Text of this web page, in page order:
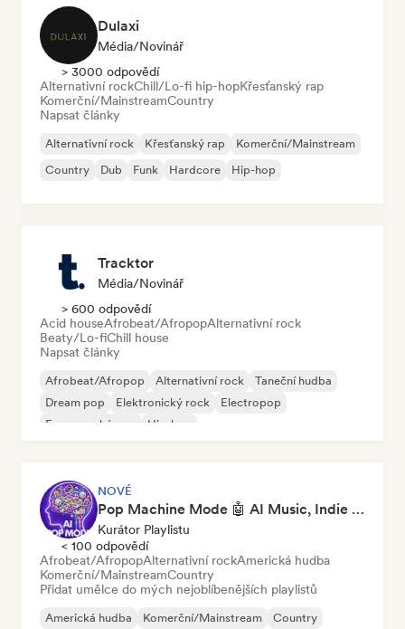
Dulaxi
Média/novinář
> 3000 odpovědí
Alternativní rockChill/Lo-fi hip-hopKřesťanský rap
Komerční/MainstreamCountry
Napsat články
Alternativní rock Křesťanský rap
Komerční/Mainstream
Country
Dub Funk Hardcore Hip-hop
Tracktor
Média/novinář
> 600 odpovědí
Acid houseAfrobeat/AfropopAlternativní rock
Beaty/Lo-fiChill house
Napsat články
Afrobeat/Afropop Alternativní rock
Taneční hudba
Dream pop
Elektronický rock
Electropop
Francouzský pop
Hip-hop
NOVÉ
Pop Machine Mode 🤖 AI Music, Indie Pop & Dream Pop
Kurátor Playlistu
< 100 odpovědí
Afrobeat/AfropopAlternativní rockAmerická hudba
Komerční/MainstreamCountry
Přidat umělce do mých nejoblíbenějších playlistů
Americká hudba Komerční/Mainstream Country